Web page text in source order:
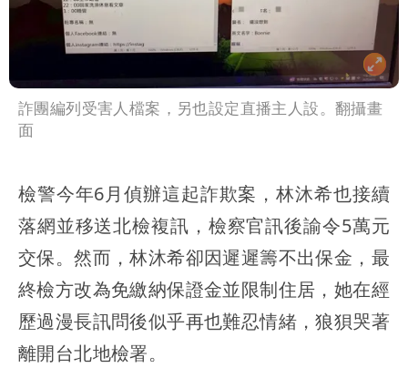
詐團編列受害人檔案，另也設定直播主人設。翻攝畫
面
檢警今年6月偵辦這起詐欺案，林沐希也接續
落網並移送北檢複訊，檢察官訊後諭令5萬元
交保。然而，林沐希卻因遲遲籌不出保金，最
終檢方改為免繳納保證金並限制住居，她在經
歷過漫長訊問後似乎再也難忍情緒，狼狽哭著
離開台北地檢署。